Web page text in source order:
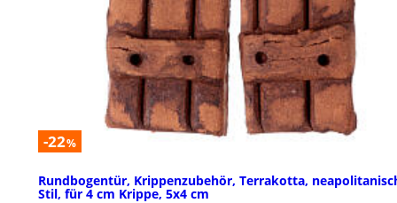
-22%
Rundbogentür, Krippenzubehör, Terrakotta,
Stil, für 4 cm Krippe, 5x4 cm